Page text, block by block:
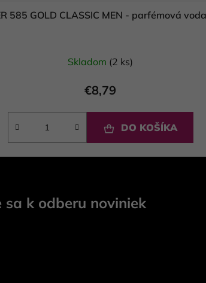
585 GOLD CLASSIC MEN - parfémová
Skladom (2 ks)
€8,79
DO KOŠÍKA
sa k odberu noviniek